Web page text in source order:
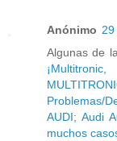
Anónimo 29
Algunas de
Problemas/
AUDI; Audi
muchos